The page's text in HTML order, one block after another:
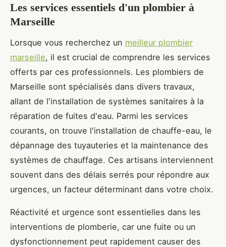
Les services essentiels d'un plombier à
Marseille
Lorsque vous recherchez un meilleur plombier
marseille, il est crucial de comprendre les services
offerts par ces professionnels. Les plombiers de
Marseille sont spécialisés dans divers travaux,
allant de l'installation de systèmes sanitaires à la
réparation de fuites d'eau. Parmi les services
courants, on trouve l'installation de chauffe-eau, le
dépannage des tuyauteries et la maintenance des
systèmes de chauffage. Ces artisans interviennent
souvent dans des délais serrés pour répondre aux
urgences, un facteur déterminant dans votre choix.
Réactivité et urgence sont essentielles dans les
interventions de plomberie, car une fuite ou un
dysfonctionnement peut rapidement causer des